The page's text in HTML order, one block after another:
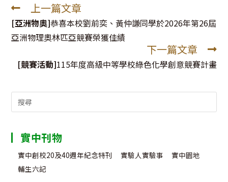
Read
more
articles
上一篇文章
[亞洲物奧]恭喜本校劉前奕、黃仲謙同學於2026年第26屆
亞洲物理奧林匹亞競賽榮獲佳績
下一篇文章
[競賽活動]115年度高級中等學校綠色化學創意競賽計畫
Search
for:
實中刊物
實中創校20及40週年紀念特刊 實驗人實驗事
實中園地
輔生六記